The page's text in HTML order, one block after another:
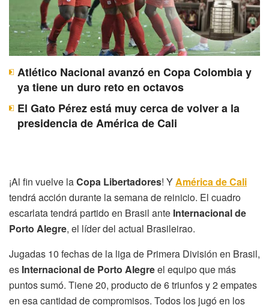
Atlético Nacional avanzó en Copa Colombia y
ya tiene un duro reto en octavos
El Gato Pérez está muy cerca de volver a la
presidencia de América de Cali
¡Al fin vuelve laCopa Libertadores! YAmérica de Cali
tendrá acción durante la semana de reinicio. El cuadro
escarlata tendrá partido en Brasil ante Internacional de
Porto Alegre, el líder del actual Brasileirao.
Jugadas 10 fechas de la liga de Primera División en Brasil,
es Internacional de Porto Alegreel equipo que más
puntos sumó. Tiene 20, producto de 6 triunfos y 2 empates
en esa cantidad de compromisos. Todos los jugó en los